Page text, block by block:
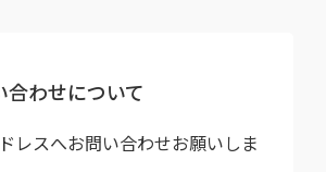
合わせについて
レスへお問い合わせお願いしま